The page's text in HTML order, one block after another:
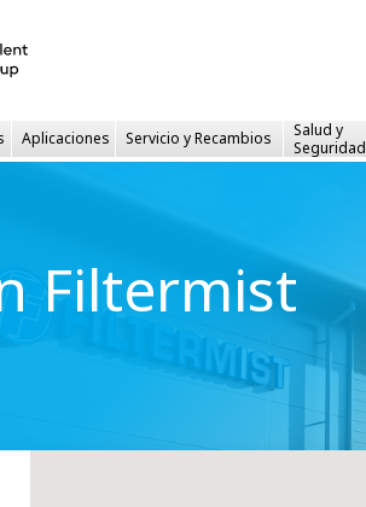
Aplicaciones Servicio y Recambios
Salud y
Seguridad
Filtermist